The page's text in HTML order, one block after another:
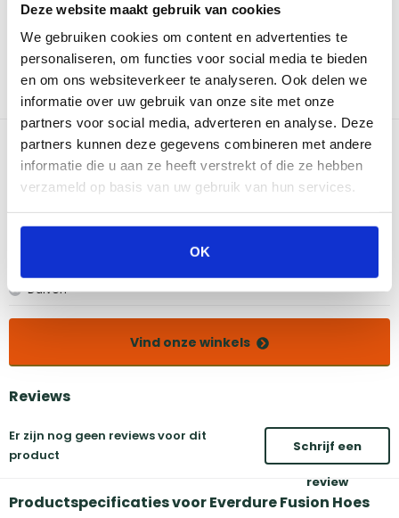
Deze website maakt gebruik van cookies
We gebruiken cookies om content en advertenties te
personaliseren, om functies voor social media te bieden
en om ons websiteverkeer te analyseren. Ook delen we
informatie over uw gebruik van onze site met onze
partners voor social media, adverteren en analyse. Deze
partners kunnen deze gegevens combineren met andere
informatie die u aan ze heeft verstrekt of die ze hebben
verzameld op basis van uw gebruik van hun services.
OK
Productomschrijving
Bescherm jouw Everdure Fusion tegen alle weersinvloeden. De
hoes is lichtgewicht, UV resistent en waterproof. De hoes is af te
sluiten door middel van klittenband en komt tot aan de grond,
zodat ook het onderstel beschermd is.
Bekijk dit product in onze winkels
Breda
Duiven
Groningen
Vind onze winkels
Reviews
Er zijn nog geen reviews voor dit
product
Schrijf een
review
Productspecificaties voor Everdure Fusion Hoes